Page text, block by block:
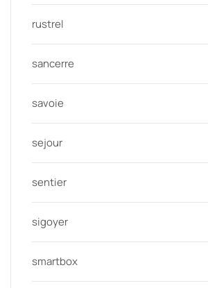
rustrel
sancerre
savoie
sejour
sentier
sigoyer
smartbox